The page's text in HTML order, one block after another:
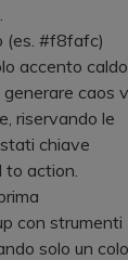
(es. #f8fafc)
accento caldo
caos
riservando le
chiave
to action.
con strumenti
solo un